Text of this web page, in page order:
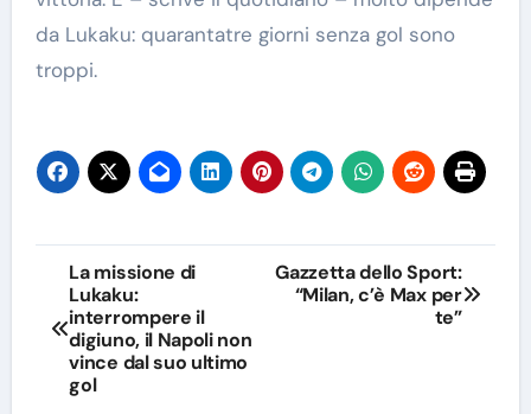
da Lukaku: quarantatre giorni senza gol sono
troppi.
Navigazione
articoli
La missione di
Lukaku:
interrompere il
digiuno, il Napoli non
vince dal suo ultimo
gol
Gazzetta dello Sport:
“Milan, c’è Max per
te”